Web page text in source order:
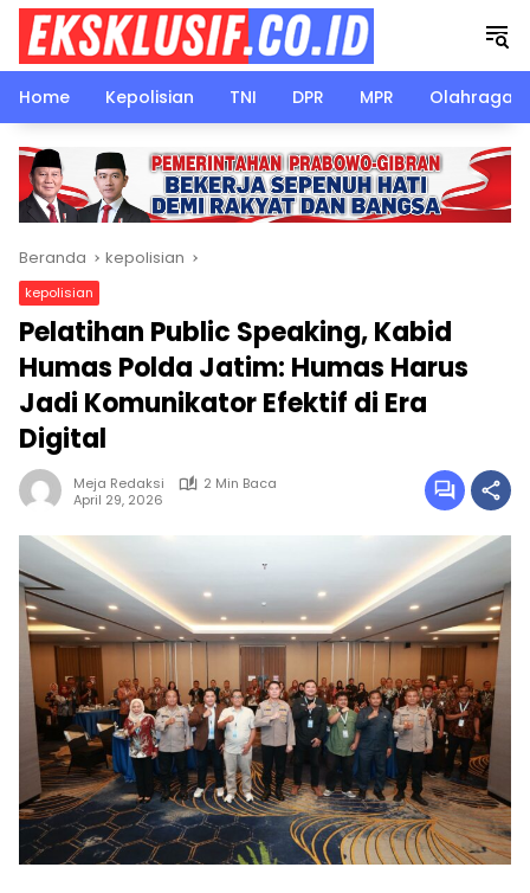
Langsung
konten
Home
Kepolisian TNI DPR MPR Olahraga
Beranda kepolisian
kepolisian
Pelatihan Public Speaking, Kabid
Humas Polda Jatim: Humas Harus
Jadi Komunikator Efektif di Era
Digital
Meja Redaksi
2 Min Baca
April 29, 2026